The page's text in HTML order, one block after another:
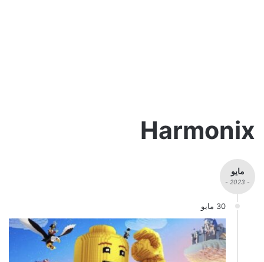
Harmonix
مايو
- 2023 -
30 مايو